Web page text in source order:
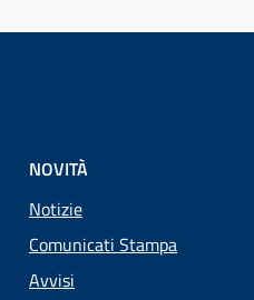
NOVITÀ
Notizie
Comunicati Stampa
Avvisi